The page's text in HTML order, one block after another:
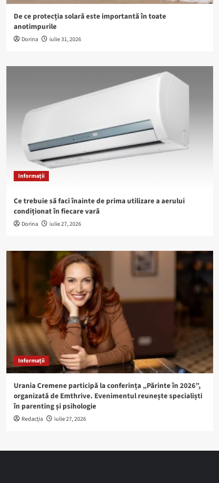
De ce protecția solară este importantă în toate
anotimpurile
Dorina iulie 31, 2026
Informații
Ce trebuie să faci înainte de prima utilizare a aerului
condiționat în fiecare vară
Dorina iulie 27, 2026
Informații
Urania Cremene participă la conferința „Părinte în 2026”,
organizată de Emthrive. Evenimentul reunește specialiști
în parenting și psihologie
Redacția iulie 27, 2026